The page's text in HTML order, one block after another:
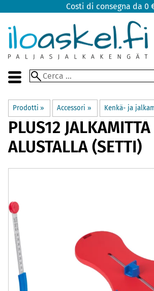
Costi di consegna da 0
Prodotti ‪» Accessori ‪» Kenkä- ja
PLUS12 JALKAMITTA
ALUSTALLA (SETTI)